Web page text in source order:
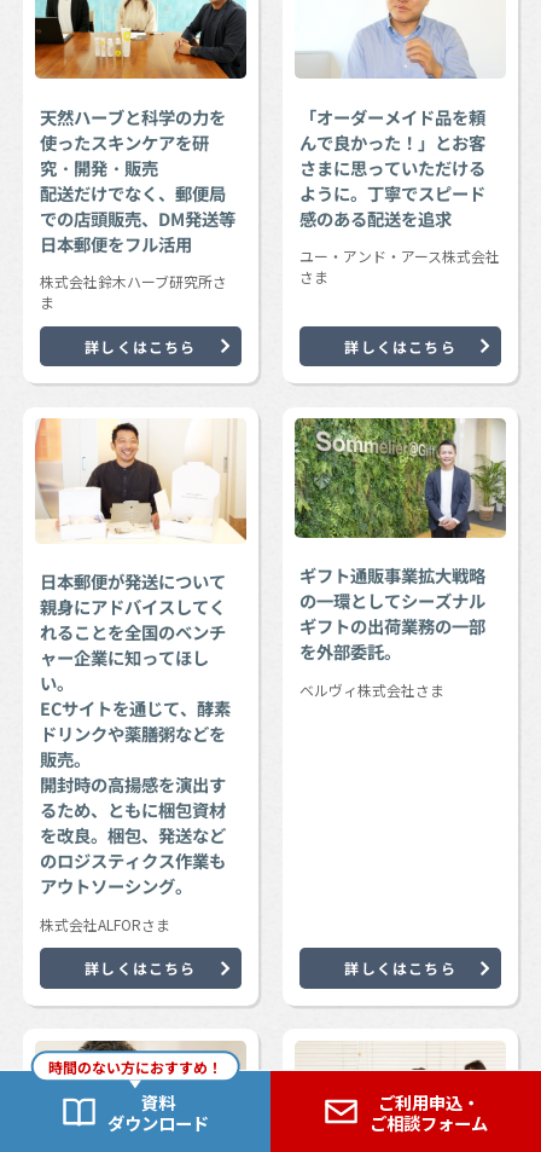
天然ハーブと科学の力を
使ったスキンケアを研
究・開発・販売
配送だけでなく、郵便局
での店頭販売、DM発送等
日本郵便をフル活用
株式会社鈴木ハーブ研究所さ
ま
詳しくはこちら
「オーダーメイド品を頼
んで良かった！」とお客
さまに思っていただける
ように。丁寧でスピード
感のある配送を追求
ユー・アンド・アース株式会社
さま
詳しくはこちら
日本郵便が発送について
親身にアドバイスしてく
れることを全国のベンチ
ャー企業に知ってほし
い。
ECサイトを通じて、酵素
ドリンクや薬膳粥などを
販売。
開封時の高揚感を演出す
るため、ともに梱包資材
を改良。梱包、発送など
のロジスティクス作業も
アウトソーシング。
株式会社ALFORさま
詳しくはこちら
ギフト通販事業拡大戦略
の一環としてシーズナル
ギフトの出荷業務の一部
を外部委託。
ベルヴィ株式会社さま
詳しくはこちら
時間のない方におすすめ！
資料
ダウンロード
ご利用申込・
ご相談フォーム